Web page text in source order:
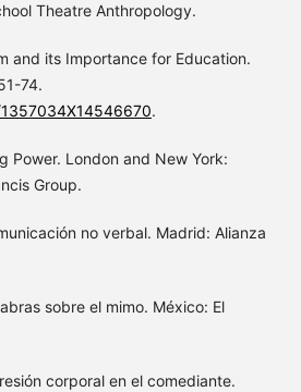
Theatre Anthropology.
and its Importance for Education.
74.
.
Power. London and New York:
Group.
no verbal. Madrid: Alianza
sobre el mimo. México: El
corporal en el comediante.